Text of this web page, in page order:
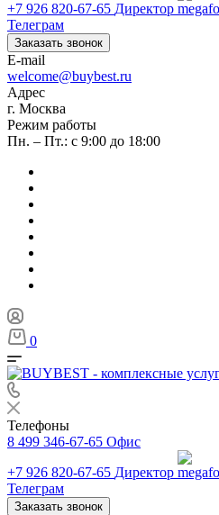
+7 926 820-67-65 Директор
Телеграм
Заказать звонок
E-mail
welcome@buybest.ru
Адрес
г. Москва
Режим работы
Пн. – Пт.: с 9:00 до 18:00
0
Телефоны
8 499 346-67-65 Офис
+7 926 820-67-65 Директор
Телеграм
Заказать звонок